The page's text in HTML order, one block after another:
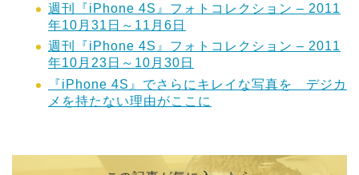
週刊『iPhone 4S』フォトコレクション – 2011
年10月31日～11月6日
週刊『iPhone 4S』フォトコレクション – 2011
年10月23日～10月30日
『iPhone 4S』でさらにキレイな写真を デジカ
メを持たない理由がここに